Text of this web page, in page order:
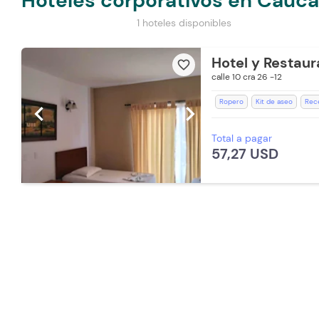
1 hoteles disponibles
favorite_border
chevron_left chevron_right
Hotel y
calle 10 cra 26 -12
Ropero Kit de aseo
Aceptan mascotas pequeñas
Aire acondicionado
Total a pagar
57,27 USD